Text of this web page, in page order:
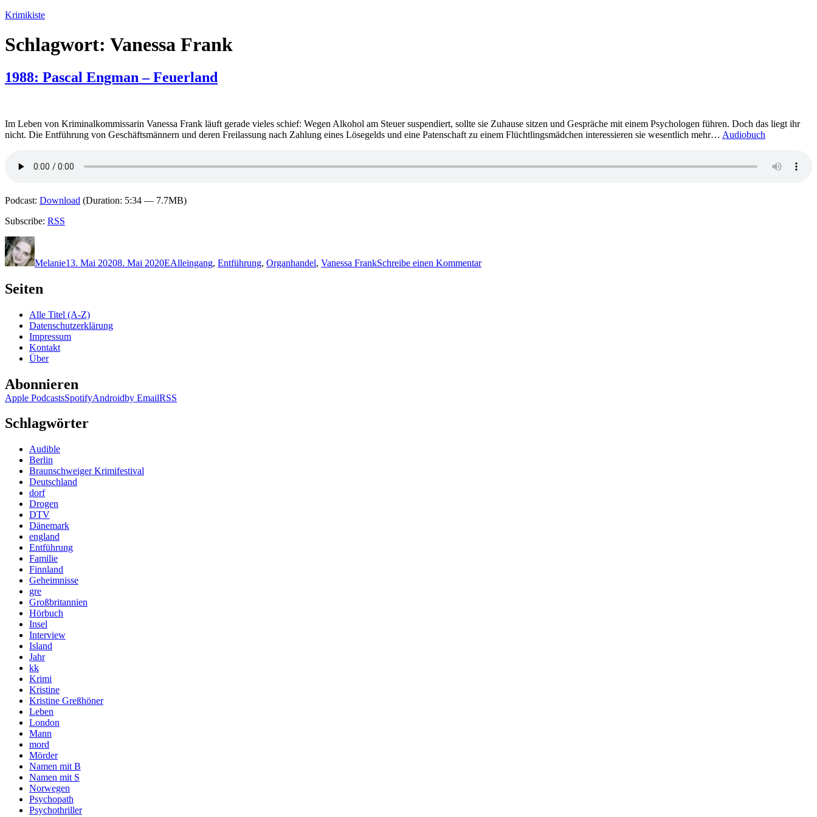
Zum
springen
Krimikiste
Schlagwort: Vanessa Frank
1988: Pascal Engman – Feuerland
Im Leben von Kriminalkommissarin Vanessa Frank läuft gerade vieles schief: Wegen Alkohol am Steuer suspendiert, sollte sie Zuhause sitzen und Gespräche mit einem Psychologen führen. Doch das liegt ihr
nicht. Die Entführung von Geschäftsmännern und deren Freilassung nach Zahlung eines Lösegelds und eine Patenschaft zu einem Flüchtlingsmädchen interessieren sie wesentlich mehr… Audiobuch
Podcast: Download (Duration: 5:34 — 7.7MB)
Subscribe: RSS
Autor
Melanie13. Mai 20208. Mai 2020EAlleingang, Entführung, Organhandel, Vanessa FrankSchreibe einen KommentarPascal
Seiten
Alle Titel (A-Z)
Datenschutzerklärung
Impressum
Kontakt
Über
Abonnieren
Apple PodcastsSpotifyAndroidby EmailRSS
Schlagwörter
Audible
Berlin
Braunschweiger Krimifestival
Deutschland
dorf
Drogen
DTV
Dänemark
england
Entführung
Familie
Finnland
Geheimnisse
gre
Großbritannien
Hörbuch
Insel
Interview
Island
Jahr
kk
Krimi
Kristine
Kristine Greßhöner
Leben
London
Mann
mord
Mörder
Namen mit B
Namen mit S
Norwegen
Psychopath
Psychothriller